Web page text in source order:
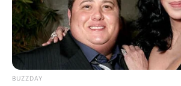
BUZZDAY